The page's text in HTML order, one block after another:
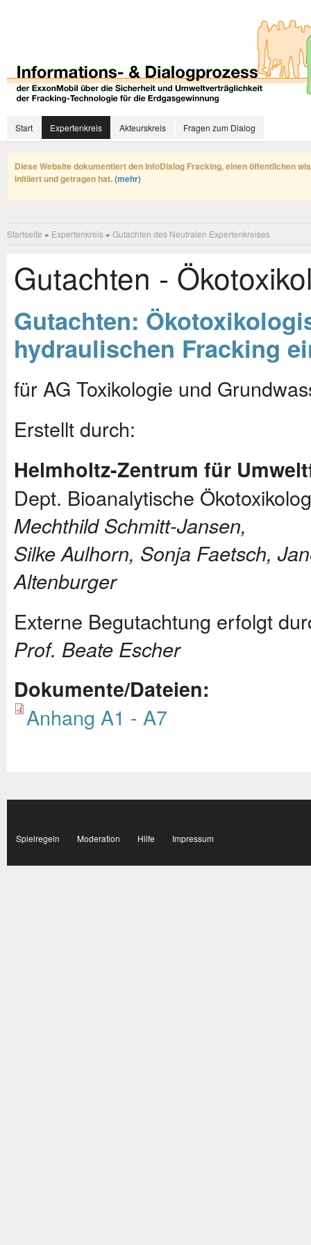
Start Expertenkreis Akteurskreis Fragen zum Dialog
Diese Website dokumentiert den InfoDialog Fracking, einen öffentlichen
initiiert und getragen hat.(mehr)
Startseite » Expertenkreis » Gutachten des Neutralen Expertenkreises
Gutachten -
Gutachten:
hydraulischen Fracking
für AG Toxikologie und
Erstellt durch:
Helmholtz-Zentrum für
Dept. Bioanalytische
Mechthild Schmitt-Jansen,
Silke Aulhorn, Sonja Faetsch,
Altenburger
Externe Begutachtung erfolgt
Prof. Beate Escher
Dokumente/Dateien:
Anhang A1 - A7
Spielregeln Moderation Hilfe Impressum